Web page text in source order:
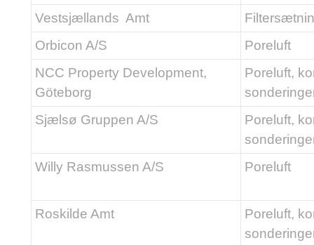
Vestsjællands Amt
Orbicon A/S
Poreluft
NCC Property Development,
Göteborg
Poreluft,
Sjælsø Gruppen A/S
Poreluft,
Willy Rasmussen A/S
Poreluft
Roskilde Amt
Poreluft,